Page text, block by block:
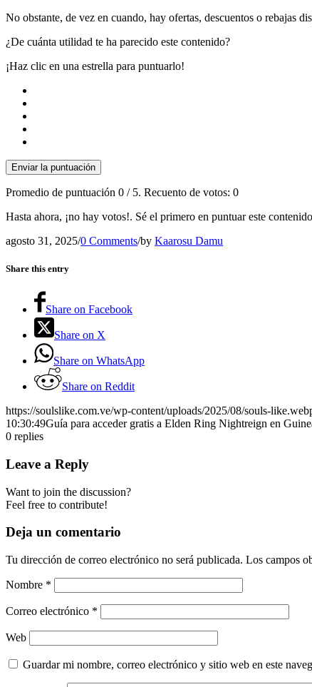
No obstante, de vez en cuando, hay ofertas, descuentos o rebajas
¿De cuánta utilidad te ha parecido este contenido?
¡Haz clic en una estrella para puntuarlo!
Enviar la puntuación
Promedio de puntuación 0 / 5. Recuento de votos: 0
Hasta ahora, ¡no hay votos!. Sé el primero en puntuar este
agosto 31, 2025/0 Comments/by Kaarosu Damu
Share this entry
Share on Facebook
Share on X
Share on WhatsApp
Share on Reddit
https://soulslike.com.ve/wp-content/uploads/2025/08/souls-
10:30:49Guía para acceder gratis a Elden Ring Nightreign en
0 replies
Leave a Reply
Want to join the discussion?
Feel free to contribute!
Deja un comentario
Tu dirección de correo electrónico no será publicada. Los campos
Nombre *
Correo electrónico *
Web
Guardar mi nombre, correo electrónico y sitio web en este